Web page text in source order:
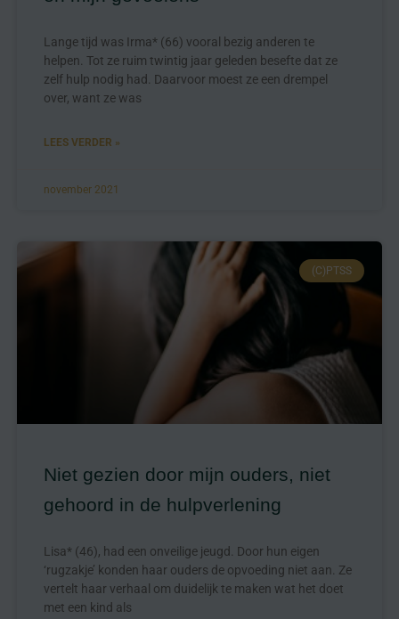
Lange tijd was Irma* (66) vooral bezig anderen te
helpen. Tot ze ruim twintig jaar geleden besefte dat ze
zelf hulp nodig had. Daarvoor moest ze een drempel
over, want ze was
LEES VERDER »
november 2021
(C)PTSS
Niet gezien door mijn ouders, niet
gehoord in de hulpverlening
Lisa* (46), had een onveilige jeugd. Door hun eigen
‘rugzakje’ konden haar ouders de opvoeding niet aan. Ze
vertelt haar verhaal om duidelijk te maken wat het doet
met een kind als